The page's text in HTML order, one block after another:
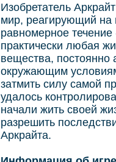
Изобретатель
мир, реагирующий на
равномерное
практически любая
вещества, постоянно
окружающим
затмить силу самой
удалось
начали жить своей
разрешить
Аркрайта.